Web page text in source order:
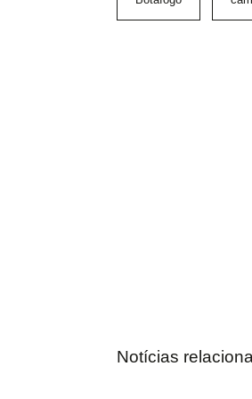
Notícias